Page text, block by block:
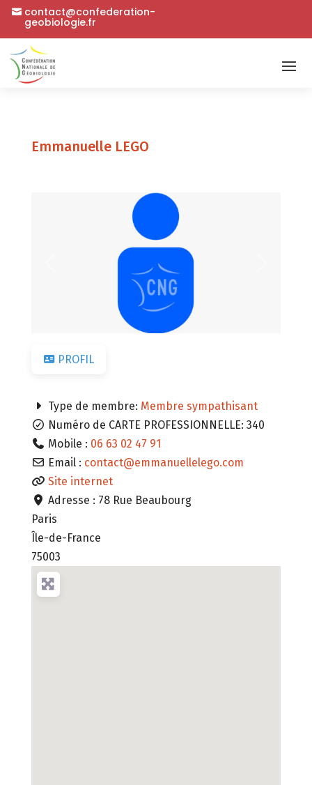
contact@confederation-
geobiologie.fr
Emmanuelle LEGO
PROFIL
Type de membre: Membre sympathisant
Numéro de CARTE PROFESSIONNELLE: 340
Mobile : 06 63 02 47 91
Email : contact@emmanuellelego.com
Site internet
Adresse : 78 Rue Beaubourg
Paris
Île-de-France
75003